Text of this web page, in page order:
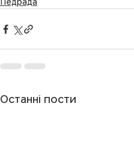
Педрада
Останні пости